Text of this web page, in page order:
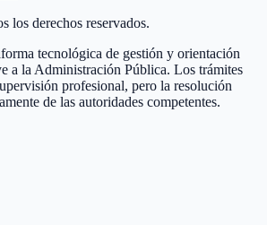
los derechos reservados.
tecnológica de gestión y orientación
a la Administración Pública. Los trámites
profesional, pero la resolución
de las autoridades competentes.